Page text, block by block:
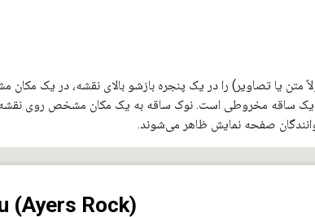
متن یا تصاویر) را در یک پنجره بازشو بالای نقشه، در یک
و یک ساقه مخروطی است. نوک ساقه به یک مکان مشخص روی
صفحه نمایش ظاهر می‌شوند.